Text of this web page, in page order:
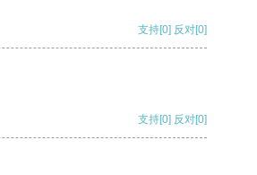
支持[0] 反对[0]
支持[0] 反对[0]